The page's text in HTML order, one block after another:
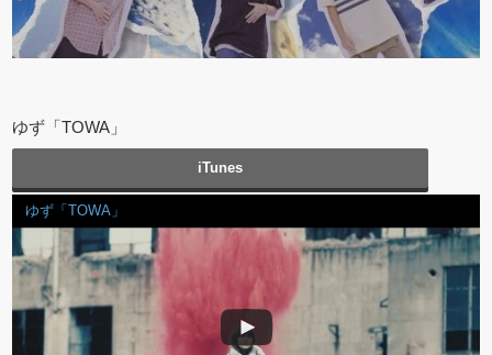
ゆず「TOWA」
iTunes
ゆず「TOWA」